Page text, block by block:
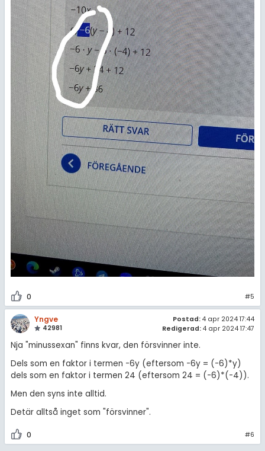
0 #5
Yngve
42981
Postad: 4 apr 2024 17:44
Redigerad: 4 apr 2024 17:47
Nja "minussexan" finns kvar, den försvinner inte.
Dels som en faktor i termen -6y (eftersom -6y = (-6)*y)
dels som en faktor i termen 24 (eftersom 24 = (-6)*(-4)).
Men den syns inte alltid.
Detär alltså inget som "försvinner".
0 #6